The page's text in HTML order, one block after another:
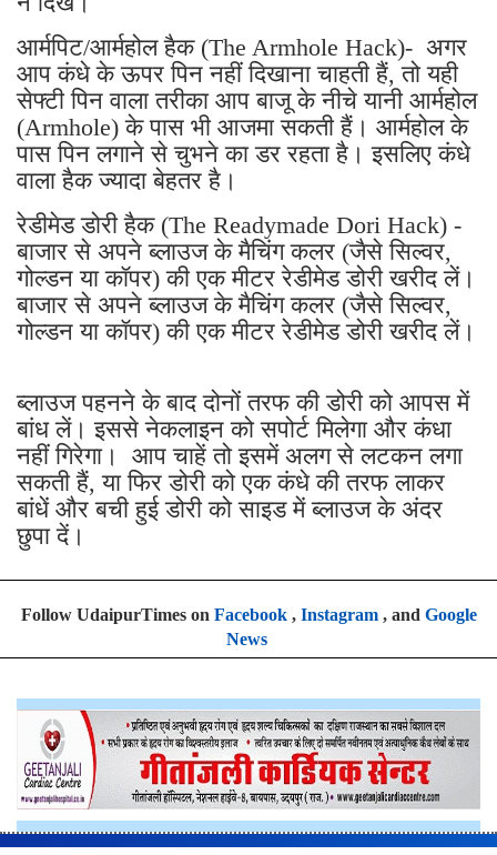
आर्मपिट/आर्महोल हैक (The Armhole Hack)- अगर
आप कंधे के ऊपर पिन नहीं दिखाना चाहती हैं, तो यही
सेफ्टी पिन वाला तरीका आप बाजू के नीचे यानी आर्महोल
(Armhole) के पास भी आजमा सकती हैं। आर्महोल के
पास पिन लगाने से चुभने का डर रहता है। इसलिए कंधे
वाला हैक ज्यादा बेहतर है।
रेडीमेड डोरी हैक (The Readymade Dori Hack) -
बाजार से अपने ब्लाउज के मैचिंग कलर (जैसे सिल्वर,
गोल्डन या कॉपर) की एक मीटर रेडीमेड डोरी खरीद लें।
बाजार से अपने ब्लाउज के मैचिंग कलर (जैसे सिल्वर,
गोल्डन या कॉपर) की एक मीटर रेडीमेड डोरी खरीद लें।
बांध लें। इससे नेकलाइन को सपोर्ट मिलेगा और कंधा
नहीं गिरेगा। आप चाहें तो इसमें अलग से लटकन लगा
सकती हैं, या फिर डोरी को एक कंधे की तरफ लाकर
बांधें और बची हुई डोरी को साइड में ब्लाउज के अंदर
छुपा दें।